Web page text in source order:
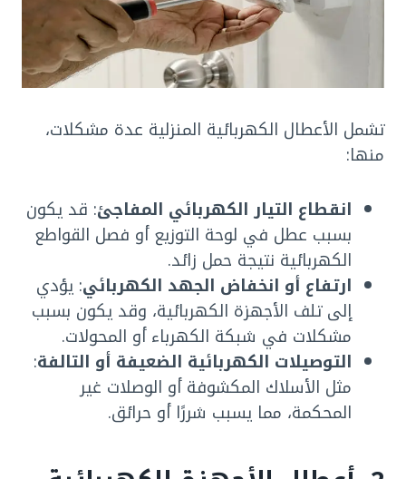
تشمل الأعطال الكهربائية المنزلية عدة مشكلات،
منها:
انقطاع التيار الكهربائي المفاجئ: قد يكون
بسبب عطل في لوحة التوزيع أو فصل القواطع
الكهربائية نتيجة حمل زائد.
ارتفاع أو انخفاض الجهد الكهربائي: يؤدي
إلى تلف الأجهزة الكهربائية، وقد يكون بسبب
مشكلات في شبكة الكهرباء أو المحولات.
التوصيلات الكهربائية الضعيفة أو التالفة:
مثل الأسلاك المكشوفة أو الوصلات غير
المحكمة، مما يسبب شررًا أو حرائق.